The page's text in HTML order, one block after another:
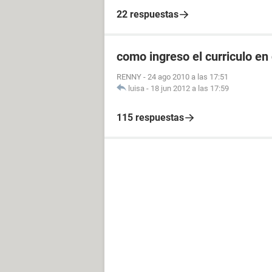
22 respuestas
como ingreso el curriculo en
RENNY - 24 ago 2010 a las 17:51
luisa - 18 jun 2012 a las 17:59
115 respuestas